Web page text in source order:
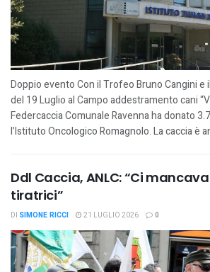
Doppio evento Con il Trofeo Bruno Cangini e
del 19 Luglio al Campo addestramento cani
Federcaccia Comunale Ravenna ha donato
l’Istituto Oncologico Romagnolo. La caccia è
Ddl Caccia, ANLC: “Ci
tiratrici”
DI SIMONE RICCI 21 LUGLIO 2026 0